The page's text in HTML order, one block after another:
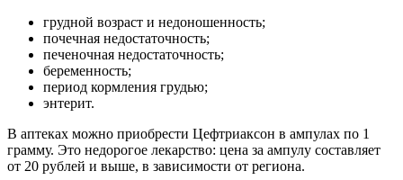
грудной возраст и недоношенность;
почечная недостаточность;
печеночная недостаточность;
беременность;
период кормления грудью;
энтерит.
В аптеках можно приобрести Цефтриаксон в ампулах по 1
грамму. Это недорогое лекарство: цена за ампулу составляет
от 20 рублей и выше, в зависимости от региона.